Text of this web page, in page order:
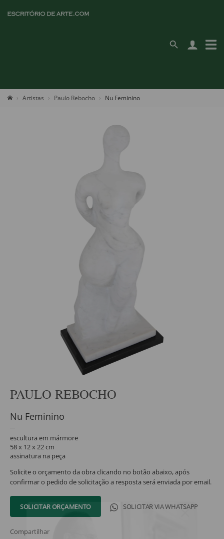
Artistas Paulo Rebocho Nu Feminino
PAULO REBOCHO
Nu Feminino
escultura em mármore
58 x 12 x 22 cm
assinatura na peça
Solicite o orçamento da obra clicando no botão abaixo, após
confirmar o pedido de solicitação a resposta será enviada por email.
SOLICITAR ORÇAMENTO SOLICITAR VIA WHATSAPP
Compartilhar